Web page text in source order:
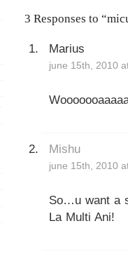
3 Responses to
Marius
june 15th, 2010
Mishu
june 15th, 2010
So…u want a
La Multi Ani!